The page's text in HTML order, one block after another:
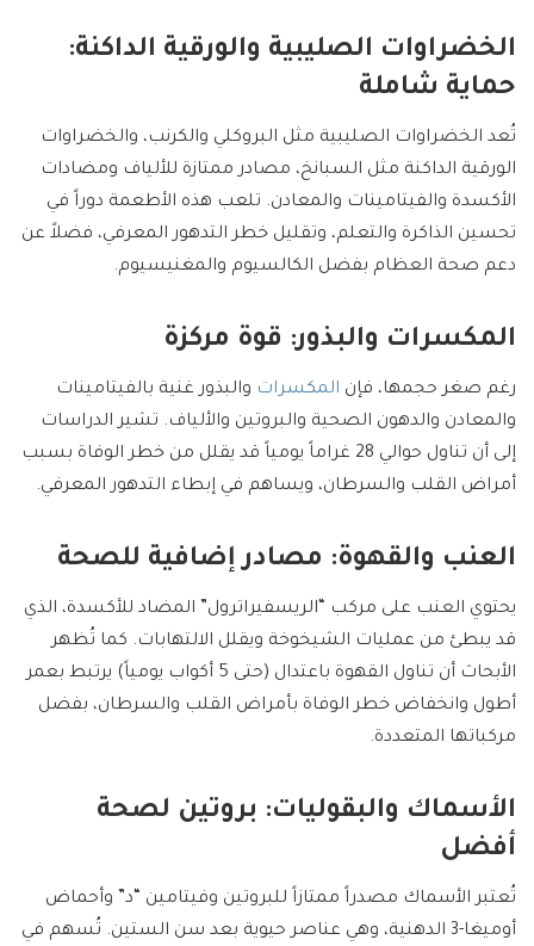
الخضراوات الصليبية والورقية الداكنة:
حماية شاملة
تُعد الخضراوات الصليبية مثل البروكلي والكرنب، والخضراوات
الورقية الداكنة مثل السبانخ، مصادر ممتازة للألياف ومضادات
الأكسدة والفيتامينات والمعادن. تلعب هذه الأطعمة دوراً في
تحسين الذاكرة والتعلم، وتقليل خطر التدهور المعرفي، فضلاً عن
دعم صحة العظام بفضل الكالسيوم والمغنيسيوم.
المكسرات والبذور: قوة مركزة
رغم صغر حجمها، فإن المكسرات والبذور غنية بالفيتامينات
والمعادن والدهون الصحية والبروتين والألياف. تشير الدراسات
إلى أن تناول حوالي 28 غراماً يومياً قد يقلل من خطر الوفاة بسبب
أمراض القلب والسرطان، ويساهم في إبطاء التدهور المعرفي.
العنب والقهوة: مصادر إضافية للصحة
يحتوي العنب على مركب “الريسفيراترول” المضاد للأكسدة، الذي
قد يبطئ من عمليات الشيخوخة ويقلل الالتهابات. كما تُظهر
الأبحاث أن تناول القهوة باعتدال (حتى 5 أكواب يومياً) يرتبط بعمر
أطول وانخفاض خطر الوفاة بأمراض القلب والسرطان، بفضل
مركباتها المتعددة.
الأسماك والبقوليات: بروتين لصحة
أفضل
تُعتبر الأسماك مصدراً ممتازاً للبروتين وفيتامين “د” وأحماض
أوميغا-3 الدهنية، وهي عناصر حيوية بعد سن الستين. تُسهم في